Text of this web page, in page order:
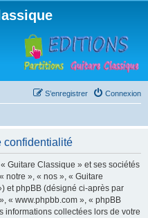
Connexion
S’enregistrer
confidentialité
Guitare Classique » et ses sociétés
notre », « nos », « Guitare
et phpBB (désigné ci-après par
« www.phpbb.com », « phpBB
informations collectées lors de votre